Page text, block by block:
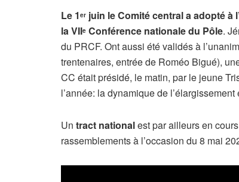
Le 1 er juin le Comité central a adopté
la VIIe Conférence nationale du Pôle.
du PRCF. Ont aussi été validés à
trentenaires, entrée de Roméo Bigué),
CC était présidé, le matin, par le jeune
l’année: la dynamique de
Un tract nationalest par ailleurs en
rassemblements à l’occasion du 8 mai